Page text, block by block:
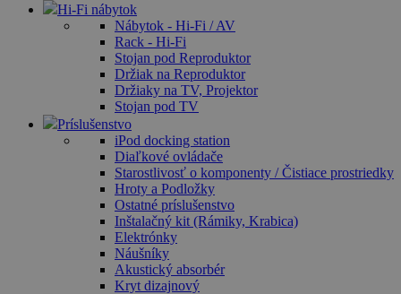
Hi-Fi nábytok
Nábytok - Hi-Fi / AV
Rack - Hi-Fi
Stojan pod Reproduktor
Držiak na Reproduktor
Držiaky na TV, Projektor
Stojan pod TV
Príslušenstvo
iPod docking station
Diaľkové ovládače
Starostlivosť o komponenty / Čistiace prostriedky
Hroty a Podložky
Ostatné príslušenstvo
Inštalačný kit (Rámiky, Krabica)
Elektrónky
Náušníky
Akustický absorbér
Kryt dizajnový